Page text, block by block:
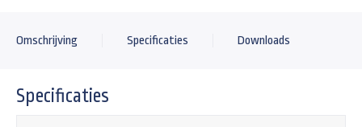
Omschrijving Specificaties Downloads
Specificaties